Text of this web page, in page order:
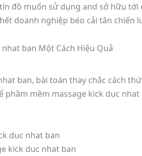
đồ muốn sử dụng and sở hữu
doanh nghiệp béo cải tân
ban Một Cách Hiệu Quả
ban, bài toán thay chắc cách
mềm massage kick duc
duc nhat ban
kick duc nhat ban